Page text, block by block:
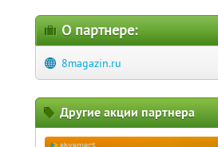
О партнере:
8magazin.ru
Другие акции партнера